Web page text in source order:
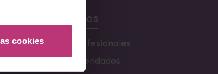
cookies
Recursos
Buscador de profesionales
Libros recomendados